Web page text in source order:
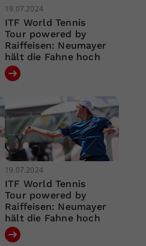
19.07.2024
ITF World Tennis
Tour powered by
Raiffeisen: Neumayer
hält die Fahne hoch
19.07.2024
ITF World Tennis
Tour powered by
Raiffeisen: Neumayer
hält die Fahne hoch